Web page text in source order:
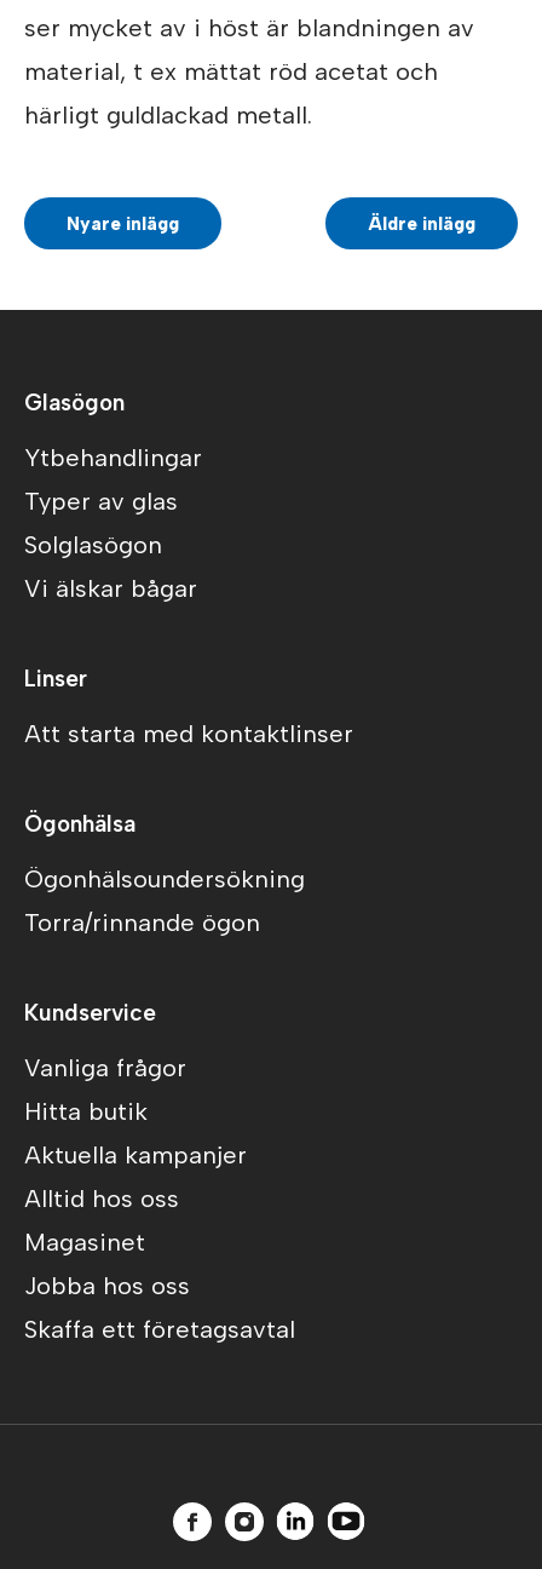
ser mycket av i höst är blandningen av
material, t ex mättat röd acetat och
härligt guldlackad metall.
Nyare inlägg Äldre inlägg
Glasögon
Ytbehandlingar
Typer av glas
Solglasögon
Vi älskar bågar
Linser
Att starta med kontaktlinser
Ögonhälsa
Ögonhälsoundersökning
Torra/rinnande ögon
Kundservice
Vanliga frågor
Hitta butik
Aktuella kampanjer
Alltid hos oss
Magasinet
Jobba hos oss
Skaffa ett företagsavtal